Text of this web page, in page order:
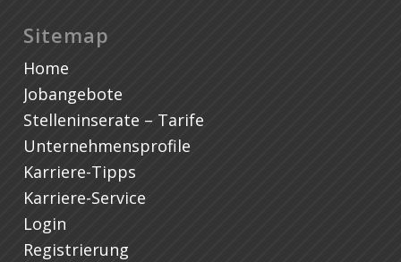
Sitemap
Home
Jobangebote
Stelleninserate – Tarife
Unternehmensprofile
Karriere-Tipps
Karriere-Service
Login
Registrierung